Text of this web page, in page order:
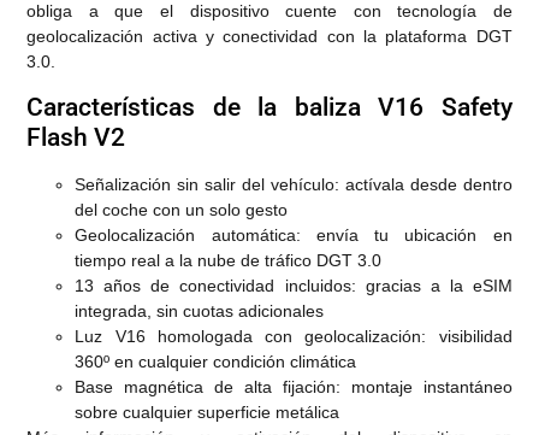
obliga a que el dispositivo cuente con tecnología de
geolocalización activa y conectividad con la plataforma DGT
3.0.
Características de la baliza V16 Safety
Flash V2
Señalización sin salir del vehículo: actívala desde dentro
del coche con un solo gesto
Geolocalización automática: envía tu ubicación en
tiempo real a la nube de tráfico DGT 3.0
13 años de conectividad incluidos: gracias a la eSIM
integrada, sin cuotas adicionales
Luz V16 homologada con geolocalización: visibilidad
360º en cualquier condición climática
Base magnética de alta fijación: montaje instantáneo
sobre cualquier superficie metálica